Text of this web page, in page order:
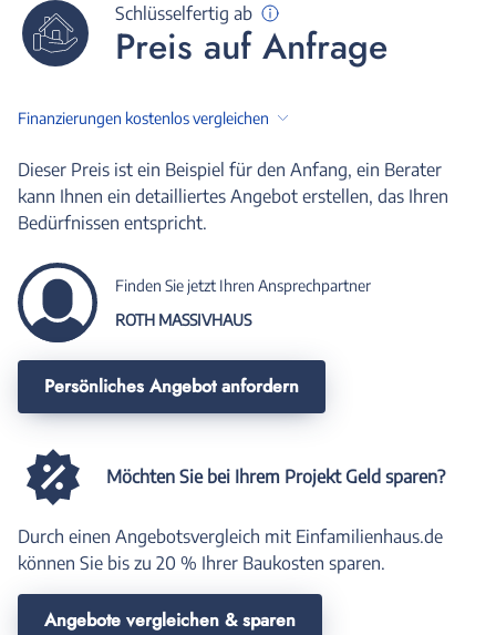
Schlüsselfertig ab
Preis auf Anfrage
Finanzierungen kostenlos vergleichen
Dieser Preis ist ein Beispiel für den Anfang, ein Berater
kann Ihnen ein detailliertes Angebot erstellen, das Ihren
Bedürfnissen entspricht.
Finden Sie jetzt Ihren Ansprechpartner
ROTH MASSIVHAUS
Persönliches Angebot anfordern
Möchten Sie bei Ihrem Projekt Geld sparen?
Durch einen Angebotsvergleich mit Einfamilienhaus.de
können Sie bis zu 20 % Ihrer Baukosten sparen.
Angebote vergleichen & sparen